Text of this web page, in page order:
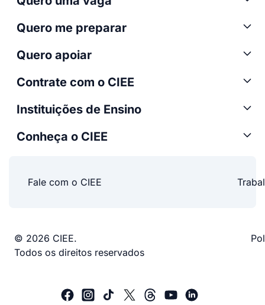
Quero me preparar
Quero apoiar
Contrate com o CIEE
Instituições de Ensino
Conheça o CIEE
Fale com o CIEE
© 2026 CIEE.
Todos os direitos reservados